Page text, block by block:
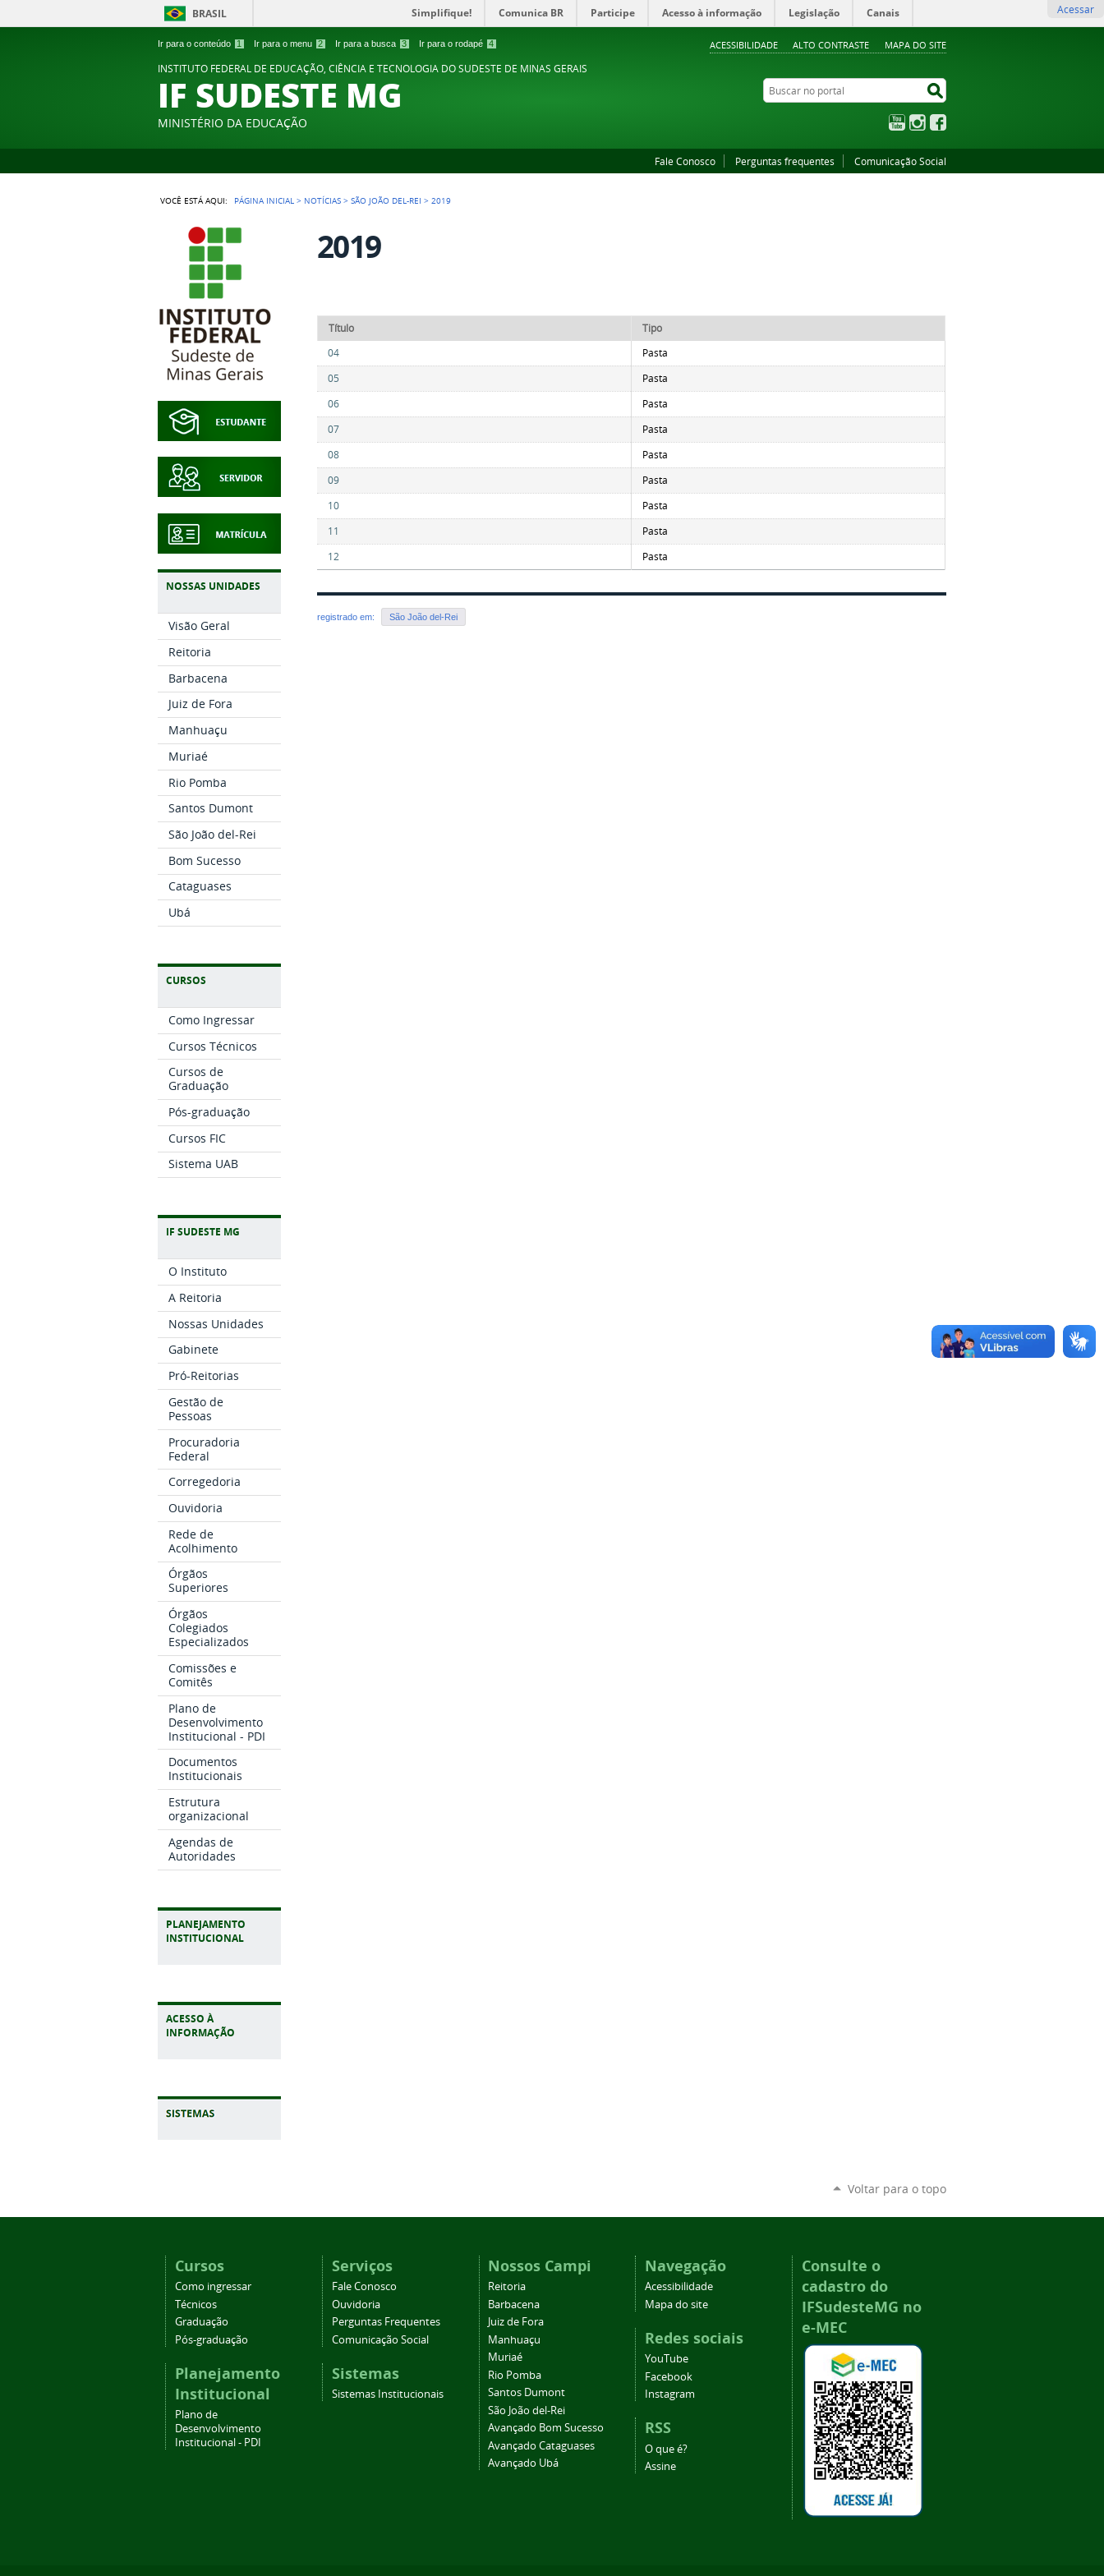
Ir para o conteúdo 1 Ir para o menu 2 Ir para a busca 3 Ir para o rodapé 4 ACESSIBILIDADE ALTO CONTRASTE MAPA DO SITE
BRASIL Simplifique! Comunica BR Participe Acesso à informação Legislação Canais Acessar
INSTITUTO FEDERAL DE EDUCAÇÃO, CIÊNCIA E TECNOLOGIA DO SUDESTE DE MINAS GERAIS
IF SUDESTE MG
MINISTÉRIO DA EDUCAÇÃO
Buscar no portal
YouTubeInstagram
Fale Conosco Perguntas frequentes Comunicação Social
VOCÊ ESTÁ AQUI: PÁGINA INICIAL > NOTÍCIAS >SÃO JOÃO DEL-REI >2019
NOSSAS UNIDADES
Visão Geral
Reitoria
Barbacena
Juiz de Fora
Manhuaçu
Muriaé
Rio Pomba
Santos Dumont
São João del-Rei
Bom Sucesso
Cataguases
Ubá
CURSOS
Como Ingressar
Cursos Técnicos
Cursos de
Graduação
Pós-graduação
Cursos FIC
Sistema UAB
IF SUDESTE MG
O Instituto
A Reitoria
Nossas Unidades
Gabinete
Pró-Reitorias
Gestão de
Pessoas
Procuradoria
Federal
Corregedoria
Ouvidoria
Rede de
Acolhimento
Órgãos
Superiores
Órgãos
Colegiados
Especializados
Comissões e
Comitês
Plano de
Desenvolvimento
Institucional - PDI
Documentos
Institucionais
Estrutura
organizacional
Agendas de
Autoridades
PLANEJAMENTO
INSTITUCIONAL
ACESSO À
INFORMAÇÃO
2019
Título
Tipo
04
Pasta
05
Pasta
06
Pasta
07
Pasta
08
Pasta
09
Pasta
10
Pasta
11
Pasta
12
Pasta
registrado em: São João del-Rei
Voltar para o topo
Cursos
Como ingressar
Técnicos
Graduação
Pós-graduação
Planejamento
Institucional
Plano de
Desenvolvimento
Institucional - PDI
Serviços
Fale Conosco
Ouvidoria
Perguntas Frequentes
Comunicação Social
Sistemas
Sistemas Institucionais
Nossos Campi
Reitoria
Barbacena
Juiz de Fora
Manhuaçu
Muriaé
Rio Pomba
Santos Dumont
São João del-Rei
Avançado Bom Sucesso
Avançado Cataguases
Avançado Ubá
Navegação
Acessibilidade
Mapa do site
Redes sociais
YouTube
Facebook
Instagram
RSS
O que é?
Assine
Consulte o
cadastro do
IFSudesteMG no
e-MEC